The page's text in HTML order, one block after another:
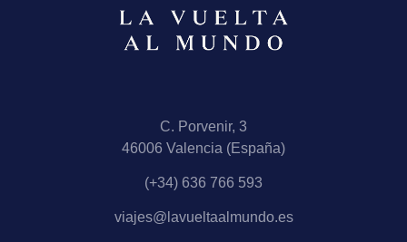
C. Porvenir, 3
46006 Valencia (España)
(+34) 636 766 593
viajes@lavueltaalmundo.es